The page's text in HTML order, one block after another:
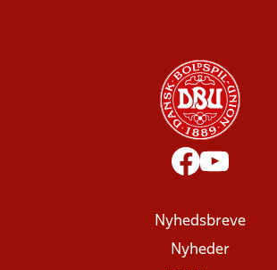
Nyhedsbreve
Nyheder